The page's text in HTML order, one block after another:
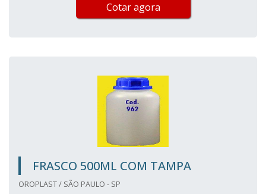
Cotar agora
FRASCO 500ML COM TAMPA
OROPLAST / SÃO PAULO - SP